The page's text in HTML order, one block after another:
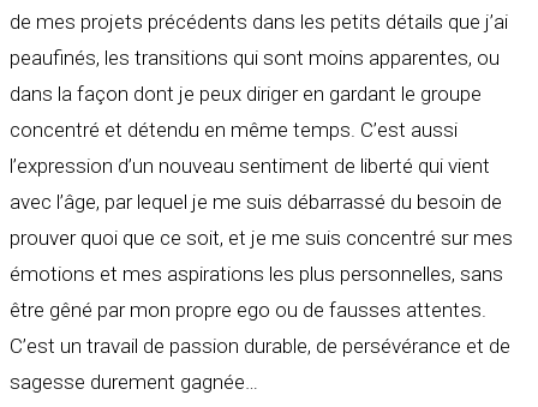
de mes projets précédents dans les petits détails que j’ai
peaufinés, les transitions qui sont moins apparentes, ou
dans la façon dont je peux diriger en gardant le groupe
concentré et détendu en même temps. C’est aussi
l’expression d’un nouveau sentiment de liberté qui vient
avec l’âge, par lequel je me suis débarrassé du besoin de
prouver quoi que ce soit, et je me suis concentré sur mes
émotions et mes aspirations les plus personnelles, sans
être gêné par mon propre ego ou de fausses attentes.
C’est un travail de passion durable, de persévérance et de
sagesse durement gagnée…